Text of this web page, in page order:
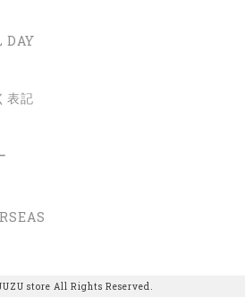
DAY
表記
store All Rights Reserved.